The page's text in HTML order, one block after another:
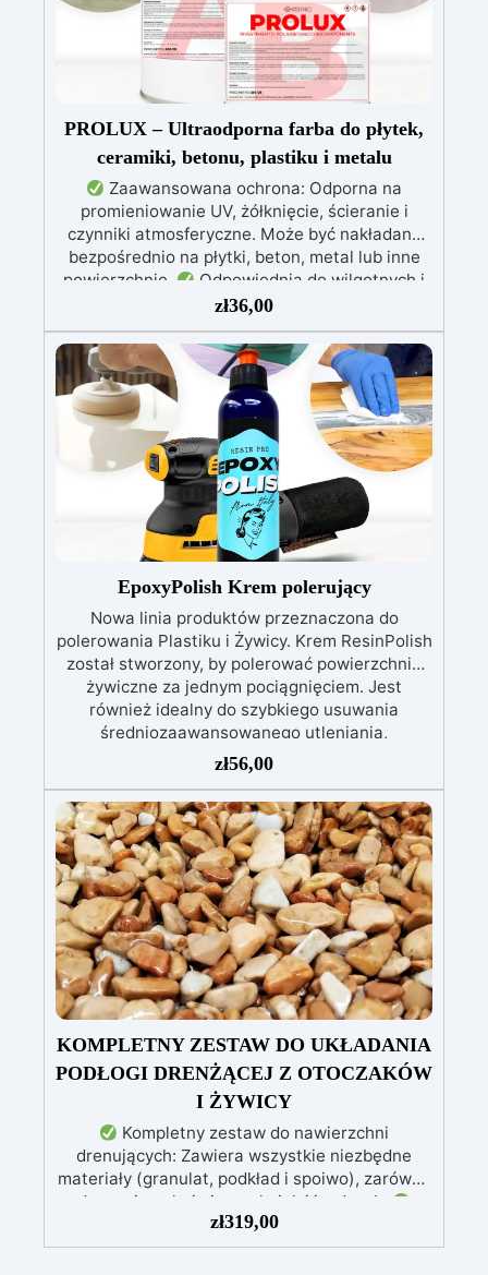
PROLUX – Ultraodporna farba do płytek,
ceramiki, betonu, plastiku i metalu
Zaawansowana ochrona: Odporna na
promieniowanie UV, żółknięcie, ścieranie i
czynniki atmosferyczne. Może być nakładana
bezpośrednio na płytki, beton, metal lub inne
powierzchnie.
Odpowiednia do wilgotnych i
intensywnie użytkowanych miejsc: Specjalna
formuła, idealna do środowisk wymagających
najwyższej trwałości.
Wszechstronne i
personalizowane wykończenie: Dostępna w
kolorystyce RAL lub NCS, z wykończeniem w
połysku. Kryjąca już przy jednej warstwie.
Uniwersalna: Doskonała do podłóg, parkingów,
magazynów oraz do powłok na odpowiednio
przygotowanej stali.
Zgodność i
bezpieczeństwo: Zgodna z Rozporządzeniem
UE nr 305/2011 – Rozporządzeniem UE nr
574/2014 – Oznakowanie CE zgodnie z normą
EN 1504-2 oraz odpowiednią Deklaracją
Właściwości Użytkowych (DoP).
zł36,00
EpoxyPolish Krem polerujący
Nowa linia produktów przeznaczona do
polerowania Plastiku i Żywicy. Krem ResinPolish
został stworzony, by polerować powierzchnie
żywiczne za jednym pociągnięciem. Jest
również idealny do szybkiego usuwania
średniozaawansowanego utleniania,
delikatnych zadrapań, skaz i innych drobnych
defektów na żywicznej powierzchni. Ten krem
usuwa defekty pozostawione przez środki
ścierne o ziarnistości P1500 lub mniejszej i
pozostawia wspaniałe wykończenie
pozbawione niedoskonałości nawet na
ciemniejszych żelkotach, które mogą sprawiać
więcej trudności.
zł56,00
KOMPLETNY ZESTAW DO UKŁADANIA
PODŁOGI DRENŻĄCEJ Z OTOCZAKÓW
I ŻYWICY
Kompletny zestaw do nawierzchni
drenujących: Zawiera wszystkie niezbędne
materiały (granulat, podkład i spoiwo), zarówno
do powierzchni pieszych, jak i jezdnych.
Łatwy w aplikacji: Szczegółowe instrukcje
zapewniają doskonałe rezultaty, nawet bez
zł319,00